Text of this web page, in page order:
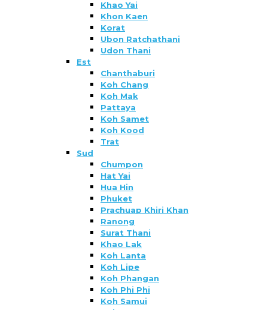
Khao Yai
Khon Kaen
Korat
Ubon Ratchathani
Udon Thani
Est
Chanthaburi
Koh Chang
Koh Mak
Pattaya
Koh Samet
Koh Kood
Trat
Sud
Chumpon
Hat Yai
Hua Hin
Phuket
Prachuap Khiri Khan
Ranong
Surat Thani
Khao Lak
Koh Lanta
Koh Lipe
Koh Phangan
Koh Phi Phi
Koh Samui